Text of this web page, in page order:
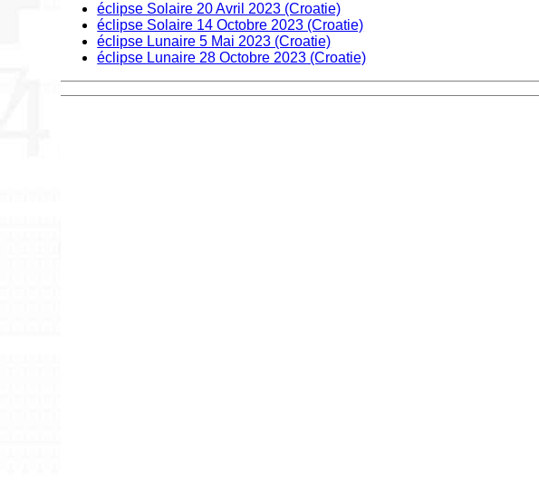
éclipse Solaire 20 Avril 2023 (Croatie)
éclipse Solaire 14 Octobre 2023 (Croatie)
éclipse Lunaire 5 Mai 2023 (Croatie)
éclipse Lunaire 28 Octobre 2023 (Croatie)